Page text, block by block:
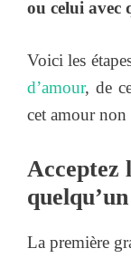
ou celui avec
Voici les
d’amour, de
cet amour non
Acceptez
La première